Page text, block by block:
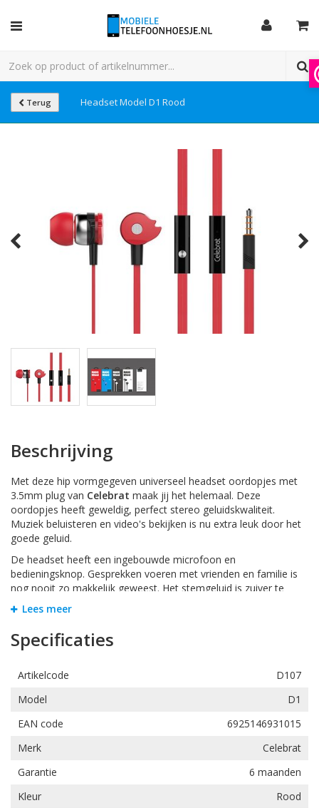
Terug Headset Model D1 Rood
Beschrijving
Met deze hip vormgegeven universeel headset oordopjes met
3.5mm plug van Celebrat maak jij het helemaal. Deze
oordopjes heeft geweldig, perfect stereo geluidskwaliteit.
Muziek beluisteren en video's bekijken is nu extra leuk door het
goede geluid.
De headset heeft een ingebouwde microfoon en
bedieningsknop. Gesprekken voeren met vrienden en familie is
nog nooit zo makkelijk geweest. Het stemgeluid is zuiver te
horen. U kunt met de afstandsbediening de muziek
doorspoelen, terugspoelen, afspelen en pauzeren. Door de
perfecte microfoon van de headset oordopjes bent u goed
verstaanbaar en kunt u uw smartphone gewoon in de zak
Lees meer
Specificaties
Artikelcode
D107
Model
D1
EAN code
6925146931015
Merk
Celebrat
Garantie
6 maanden
Kleur
Rood